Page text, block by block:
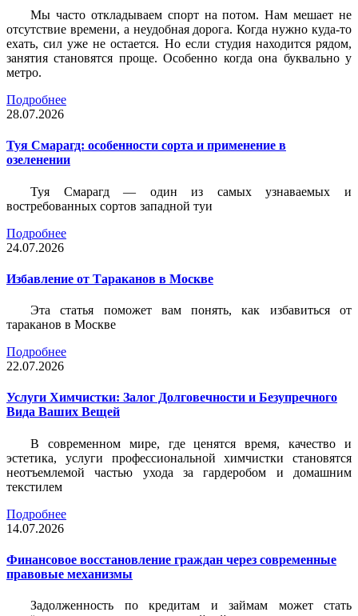
Мы часто откладываем спорт на потом. Нам мешает не
отсутствие времени, а неудобная дорога. Когда нужно куда-то
ехать, сил уже не остается. Но если студия находится рядом,
занятия становятся проще. Особенно когда она буквально у
метро.
Подробнее
28.07.2026
Туя Смарагд: особенности сорта и применение в
озеленении
Туя Смарагд — один из самых узнаваемых и
востребованных сортов западной туи
Подробнее
24.07.2026
Избавление от Тараканов в Москве
Эта статья поможет вам понять, как избавиться от
тараканов в Москве
Подробнее
22.07.2026
Услуги Химчистки: Залог Долговечности и Безупречного
Вида Ваших Вещей
В современном мире, где ценятся время, качество и
эстетика, услуги профессиональной химчистки становятся
неотъемлемой частью ухода за гардеробом и домашним
текстилем
Подробнее
14.07.2026
Финансовое восстановление граждан через современные
правовые механизмы
Задолженность по кредитам и займам может стать